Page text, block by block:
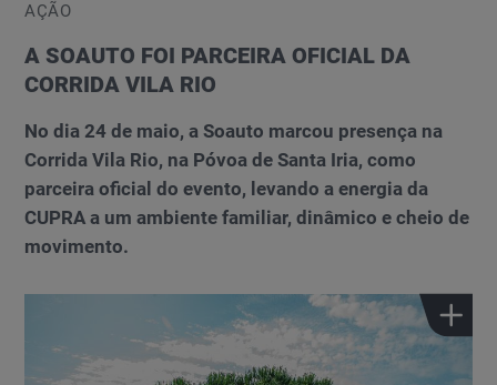
AÇÃO
A SOAUTO FOI PARCEIRA OFICIAL DA
CORRIDA VILA RIO
No dia 24 de maio, a Soauto marcou presença na
Corrida Vila Rio, na Póvoa de Santa Iria, como
parceira oficial do evento, levando a energia da
CUPRA a um ambiente familiar, dinâmico e cheio de
movimento.